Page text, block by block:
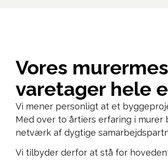
Vores
varetager hele
Vi mener personligt at et
Med over to årtiers erfaring i
netværk af dygtige
Vi tilbyder derfor at stå for